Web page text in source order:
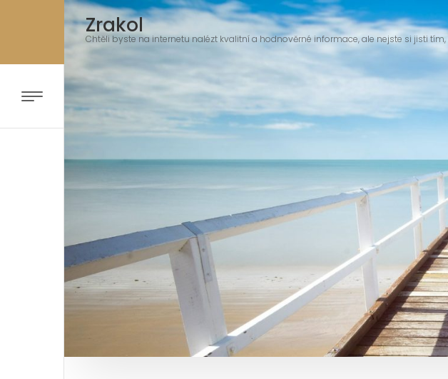
Zrakol
Chtěli byste na internetu nalézt kvalitní a hodnověrné informace, ale nejste si jisti